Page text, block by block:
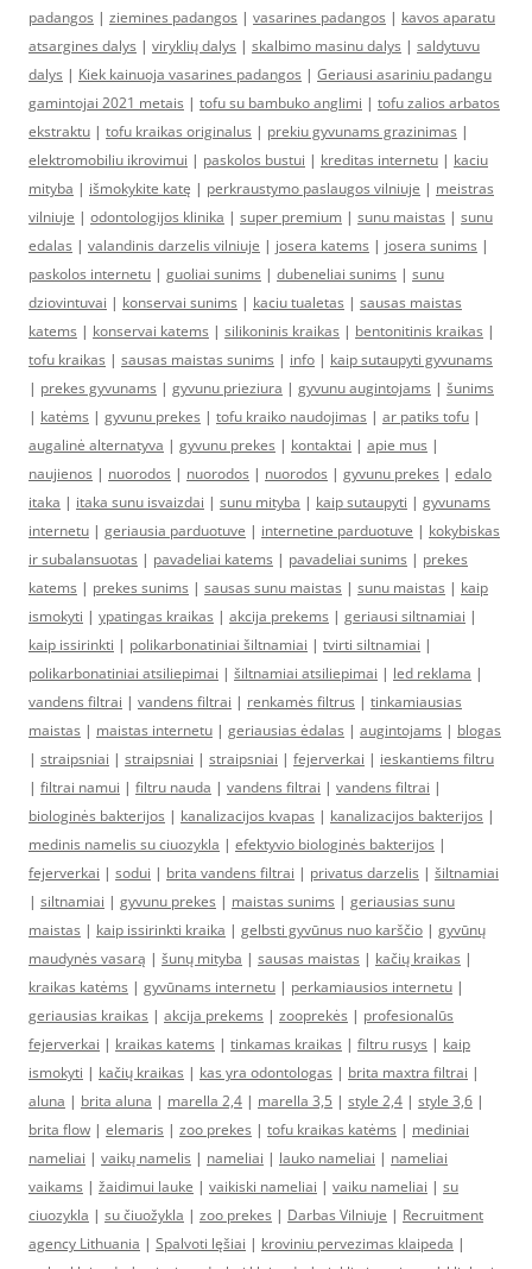
padangos | ziemines padangos | vasarines padangos | kavos aparatu
atsargines dalys | viryklių dalys | skalbimo masinu dalys | saldytuvu
dalys | Kiek kainuoja vasarines padangos | Geriausi asariniu padangu
gamintojai 2021 metais | tofu su bambuko anglimi | tofu zalios arbatos
ekstraktu | tofu kraikas originalus | prekiu gyvunams grazinimas |
elektromobiliu ikrovimui | paskolos bustui | kreditas internetu | kaciu
mityba | išmokykite katę | perkraustymo paslaugos vilniuje | meistras
vilniuje | odontologijos klinika | super premium | sunu maistas | sunu
edalas | valandinis darzelis vilniuje | josera katems | josera sunims |
paskolos internetu | guoliai sunims | dubeneliai sunims | sunu
dziovintuvai | konservai sunims | kaciu tualetas | sausas maistas
katems | konservai katems | silikoninis kraikas | bentonitinis kraikas |
tofu kraikas | sausas maistas sunims | info | kaip sutaupyti gyvunams
| prekes gyvunams | gyvunu prieziura | gyvunu augintojams | šunims
| katėms | gyvunu prekes | tofu kraiko naudojimas | ar patiks tofu |
augalinė alternatyva | gyvunu prekes | kontaktai | apie mus |
naujienos | nuorodos | nuorodos | nuorodos | gyvunu prekes | edalo
itaka | itaka sunu isvaizdai | sunu mityba | kaip sutaupyti | gyvunams
internetu | geriausia parduotuve | internetine parduotuve | kokybiskas
ir subalansuotas | pavadeliai katems | pavadeliai sunims | prekes
katems | prekes sunims | sausas sunu maistas | sunu maistas | kaip
ismokyti | ypatingas kraikas | akcija prekems | geriausi siltnamiai |
kaip issirinkti | polikarbonatiniai šiltnamiai | tvirti siltnamiai |
polikarbonatiniai atsiliepimai | šiltnamiai atsiliepimai | led reklama |
vandens filtrai | vandens filtrai | renkamės filtrus | tinkamiausias
maistas | maistas internetu | geriausias ėdalas | augintojams | blogas
| straipsniai | straipsniai | straipsniai | fejerverkai | ieskantiems filtru
| filtrai namui | filtru nauda | vandens filtrai | vandens filtrai |
biologinės bakterijos | kanalizacijos kvapas | kanalizacijos bakterijos |
medinis namelis su ciuozykla | efektyvio biologinės bakterijos |
fejerverkai | sodui | brita vandens filtrai | privatus darzelis | šiltnamiai
| siltnamiai | gyvunu prekes | maistas sunims | geriausias sunu
maistas | kaip issirinkti kraika | gelbsti gyvūnus nuo karščio | gyvūnų
maudynės vasarą | šunų mityba | sausas maistas | kačių kraikas |
kraikas katėms | gyvūnams internetu | perkamiausios internetu |
geriausias kraikas | akcija prekems | zooprekės | profesionalūs
fejerverkai | kraikas katems | tinkamas kraikas | filtru rusys | kaip
ismokyti | kačių kraikas | kas yra odontologas | brita maxtra filtrai |
aluna | brita aluna | marella 2,4 | marella 3,5 | style 2,4 | style 3,6 |
brita flow | elemaris | zoo prekes | tofu kraikas katėms | mediniai
nameliai | vaikų namelis | nameliai | lauko nameliai | nameliai
vaikams | žaidimui lauke | vaikiski nameliai | vaiku nameliai | su
ciuozykla | su čiuožykla | zoo prekes | Darbas Vilniuje | Recruitment
agency Lithuania | Spalvoti lęšiai | kroviniu pervezimas klaipeda |